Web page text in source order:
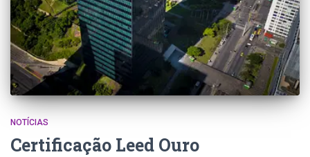
NOTÍCIAS
Certificação Leed Ouro